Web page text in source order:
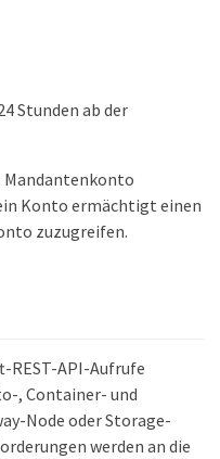
Stunden ab der
Mandantenkonto
Konto ermächtigt einen
zuzugreifen.
REST-API-Aufrufe
, Container- und
Node oder Storage-
werden an die